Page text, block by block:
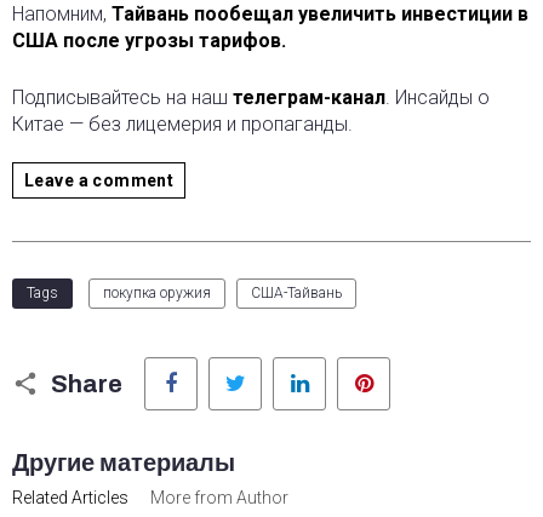
Напомним, Тайвань пообещал увеличить инвестиции в
США после угрозы тарифов.
Подписывайтесь на наш телеграм-канал. Инсайды о
Китае — без лицемерия и пропаганды.
Leave a comment
Tags покупка оружия США-Тайвань
Share
Facebook Twitter LinkedIn
Другие материалы
Related Articles More from Author